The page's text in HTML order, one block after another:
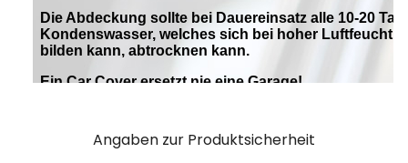
Angaben zur Produktsicherheit